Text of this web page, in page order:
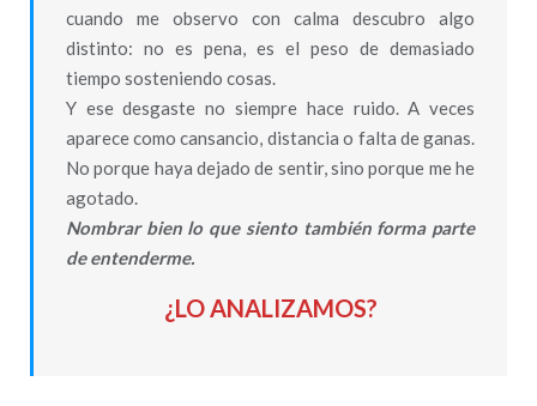
cuando me observo con calma descubro algo
distinto: no es pena, es el peso de demasiado
tiempo sosteniendo cosas.
Y ese desgaste no siempre hace ruido. A veces
aparece como cansancio, distancia o falta de ganas.
No porque haya dejado de sentir, sino porque me he
agotado.
Nombrar bien lo que siento también forma parte
de entenderme.
¿LO ANALIZAMOS?